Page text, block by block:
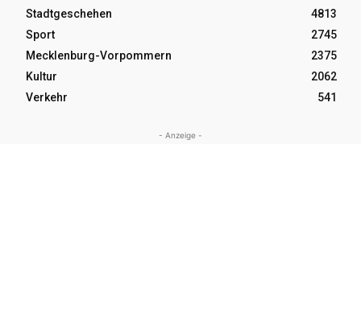
Stadtgeschehen
4813
Sport
2745
Mecklenburg-Vorpommern
2375
Kultur
2062
Verkehr
541
- Anzeige -